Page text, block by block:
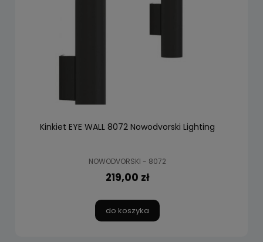
Kinkiet EYE WALL 8072 Nowodvorski Lighting
NOWODVORSKI - 8072
219,00 zł
do koszyka